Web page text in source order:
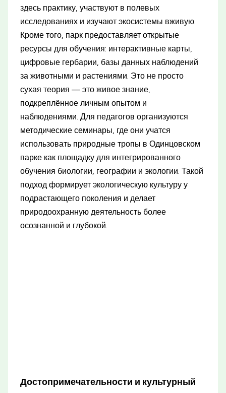
здесь практику, участвуют в полевых
исследованиях и изучают экосистемы вживую.
Кроме того, парк предоставляет открытые
ресурсы для обучения: интерактивные карты,
цифровые гербарии, базы данных наблюдений
за животными и растениями. Это не просто
сухая теория — это живое знание,
подкреплённое личным опытом и
наблюдениями. Для педагогов организуются
методические семинары, где они учатся
использовать природные тропы в Одинцовском
парке как площадку для интегрированного
обучения биологии, географии и экологии. Такой
подход формирует экологическую культуру у
подрастающего поколения и делает
природоохранную деятельность более
осознанной и глубокой.
Достопримечательности и культурный